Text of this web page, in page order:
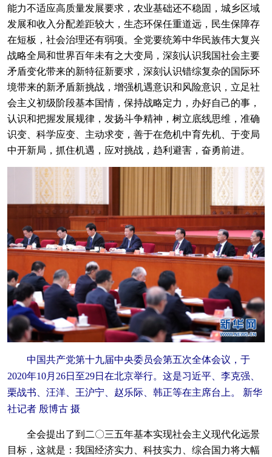
能力不适应高质量发展要求，农业基础还不稳固，城乡区域
发展和收入分配差距较大，生态环保任重道远，民生保障存
在短板，社会治理还有弱项。全党要统筹中华民族伟大复兴
战略全局和世界百年未有之大变局，深刻认识我国社会主要
矛盾变化带来的新特征新要求，深刻认识错综复杂的国际环
境带来的新矛盾新挑战，增强机遇意识和风险意识，立足社
会主义初级阶段基本国情，保持战略定力，办好自己的事，
认识和把握发展规律，发扬斗争精神，树立底线思维，准确
识变、科学应变、主动求变，善于在危机中育先机、于变局
中开新局，抓住机遇，应对挑战，趋利避害，奋勇前进。
中国共产党第十九届中央委员会第五次全体会议，于
2020年10月26日至29日在北京举行。这是习近平、李克强、
栗战书、汪洋、王沪宁、赵乐际、韩正等在主席台上。 新华
社记者 殷博古 摄
全会提出了到二〇三五年基本实现社会主义现代化远景
目标，这就是：我国经济实力、科技实力、综合国力将大幅